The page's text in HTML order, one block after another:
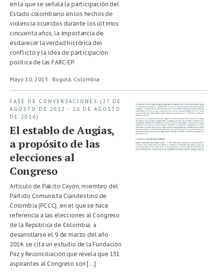
en la que se señala la participación del
Estado colombiano en los hechos de
violencia ocurridos durante los últimos
cincuenta años, la importancia de
esclarecer la verdad histórica del
conflicto y la idea de participación
política de las FARC-EP.
Mayo 10, 2013 · Bogotá, Colombia
FASE DE CONVERSACIONES (27 DE
AGOSTO DE 2012 - 26 DE AGOSTO
DE 2016)
El establo de Augías,
a propósito de las
elecciones al
Congreso
Artículo de Pakito Cayón, miembro del
Partido Comunista Clandestino de
Colombia (PCCC), en el que se hace
referencia a las elecciones al Congreso
de la República de Colombia, a
desarrollarse el 9 de marzo del año
2014; se cita un estudio de la Fundación
Paz y Reconciliación que revela que 131
aspirantes al Congreso son […]